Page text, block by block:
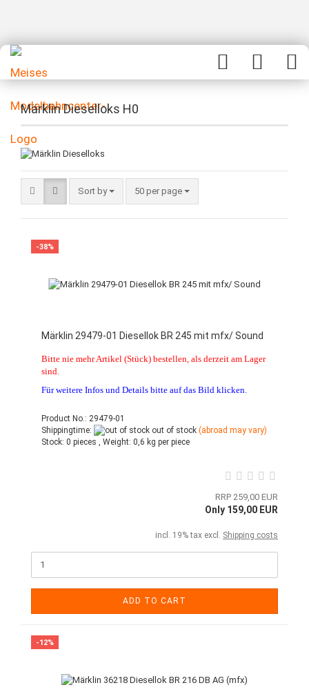
Märklin Dieselloks H0
Sort by 50 per page
-38%
Märklin 29479-01 Diesellok BR 245 mit mfx/ Sound
Bitte nie mehr Artikel (Stück) bestellen, als derzeit am Lager
sind.
Für weitere Infos und Details bitte auf das Bild klicken.
Product No.: 29479-01
Shippingtime:
out of stock (abroad may vary)
Stock: 0 pieces , Weight: 0,6 kg per piece
RRP 259,00 EUR
Only 159,00 EUR
incl. 19% tax excl. Shipping costs
ADD TO CART
-12%